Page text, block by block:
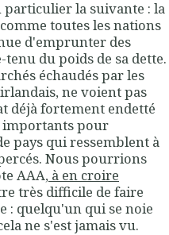
particulier la suivante : la
toutes les nations
d'emprunter des
du poids de sa dette.
échaudés par les
ne voient pas
déjà fortement endetté
importants pour
pays qui ressemblent à
Nous pourrions
AAA, à en croire
très difficile de faire
: quelqu'un qui se noie
ne s'est jamais vu.